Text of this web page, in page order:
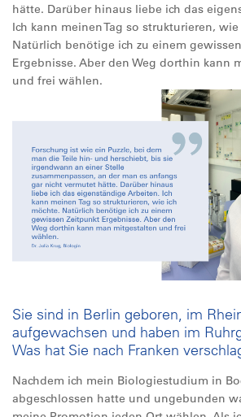
hätte. Darüber hinaus liebe ich das
Ich kann meinen Tag so strukturieren,
Natürlich benötige ich zu einem
Ergebnisse. Aber den Weg dorthin kann
und frei wählen.
Sie sind in Berlin geboren, im
aufgewachsen und haben im
Was hat Sie nach Franken
Nachdem ich mein Biologiestudium in
abgeschlossen hatte und ungebunden